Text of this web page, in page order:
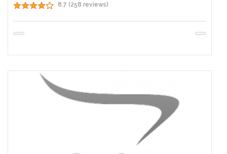
8.7 (258 reviews)